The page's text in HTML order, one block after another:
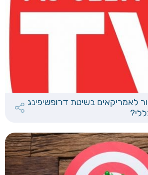
לאמריקאים בשיטת דרופשיפינג